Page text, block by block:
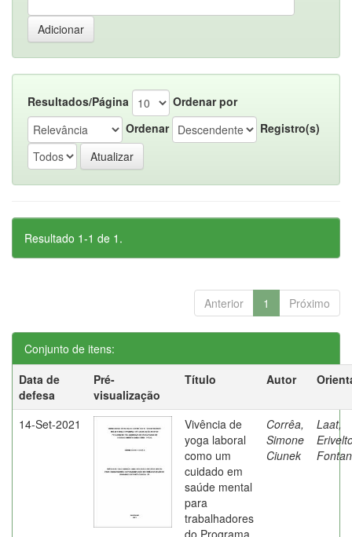
Resultados/Página
Ordenar por
Ordenar
Registro(s)
Resultado 1-1 de 1.
Anterior 1 Próximo
Conjunto de itens:
Data de
defesa
Pré-
visualização
Título Autor
14-Set-2021
Vivência de
yoga laboral
como um
cuidado em
saúde mental
para
trabalhadores
do Programa
Corrêa,
Simone
Ciunek
Laat,